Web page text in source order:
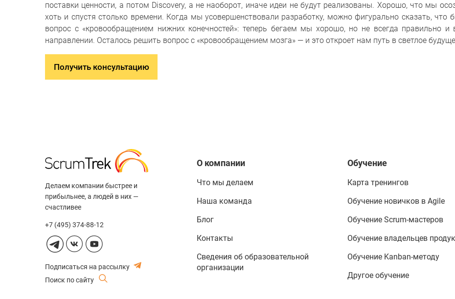
поставки ценности, а потом Discovery, а не наоборот, иначе идеи не будут реализованы. Хорошо, что мы
хоть и спустя столько времени. Когда мы усовершенствовали разработку, можно фигурально сказать, что
вопрос с «кровообращением нижних конечностей»: теперь бегаем мы хорошо, но не всегда правильно
направлении. Осталось решить вопрос с «кровообращением мозга» — и это откроет нам путь в светлое
Получить консультацию
Делаем компании быстрее и
прибыльнее, а людей в них —
счастливее
+7 (495) 374-88-12
Подписаться на рассылку
О компании
Что мы делаем
Наша команда
Блог
Контакты
Сведения об образовательной
организации
Обучение
Карта тренингов
Обучение новичков в Agile
Обучение Scrum-мастеров
Обучение владельцев
Обучение Kanban-методу
Другое обучение